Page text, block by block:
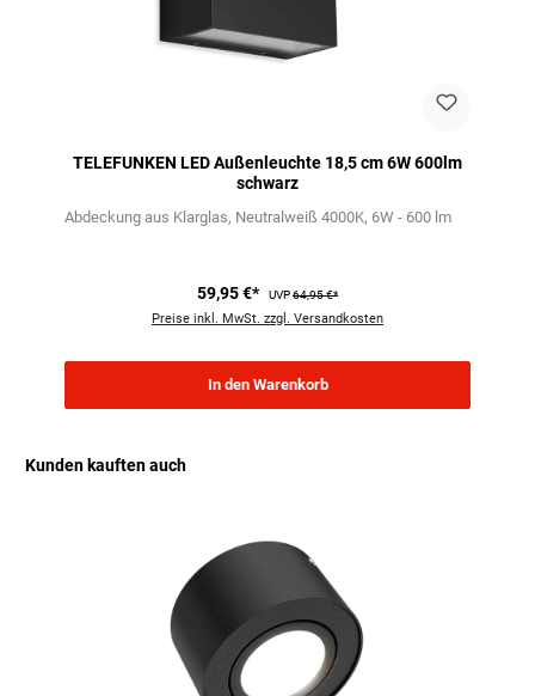
TELEFUNKEN LED Außenleuchte 18,5 cm 6W 600lm
schwarz
Abdeckung aus Klarglas Neutralweiß 4000K 6W - 600 lm
59,95 €* UVP64,95 €*
Preise inkl. MwSt. zzgl. Versandkosten
In den Warenkorb
Kunden kauften auch